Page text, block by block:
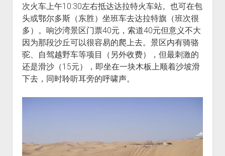
次火车上午10:30左右抵达达拉特火车站。也可在包
头或鄂尔多斯（东胜）坐班车去达拉特旗（班次很
多）。响沙湾景区门票40元，索道40元但意义不大
因为那段沙丘可以很容易的爬上去。景区内有骑骆
驼、自驾越野车等项目（另外收费），但最刺激的
还是滑沙（15元），即坐在一块木板上顺着沙坡滑
下去，同时聆听耳旁的呼啸声。